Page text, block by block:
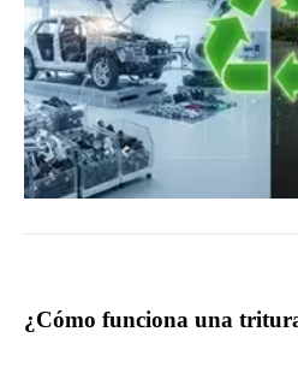
¿Cómo funciona una